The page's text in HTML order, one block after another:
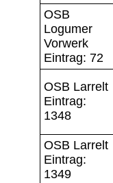
OSB
Logumer
Vorwerk
Eintrag: 72
OSB Larrelt
Eintrag:
1348
OSB Larrelt
Eintrag:
1349